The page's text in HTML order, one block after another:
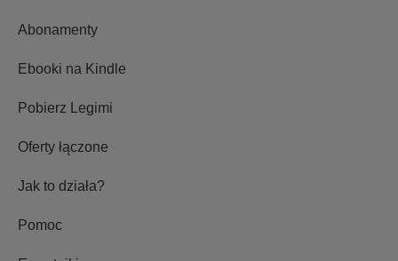
Abonamenty
Ebooki na Kindle
Pobierz Legimi
Oferty łączone
Jak to działa?
Pomoc